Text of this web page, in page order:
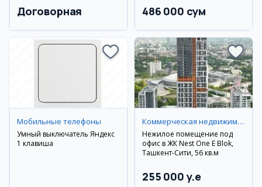
Договорная 486 000 сум
Мобильные телефоны
Умный выключатель Яндекс
1 клавиша
Коммерческая недвижимость
Нежилое помещение под
офис в ЖК Nest One E Blok,
Ташкент-Сити, 56 кв.м
255 000 y.e